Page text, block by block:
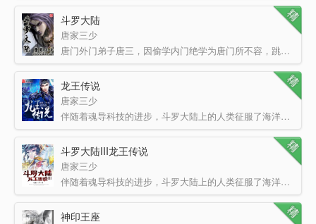
斗罗大陆
唐家三少
唐门外门弟子唐三，因偷学内门绝学为唐门所不容，跳崖明志时却来到了另一个世界，一个属于武魂的世界。名叫…
龙王传说
唐家三少
伴随着魂导科技的进步，斗罗大陆上的人类征服了海洋，又发现了两片大陆。魂兽也随着人类魂师的猎杀无度走向…
斗罗大陆III龙王传说
唐家三少
伴随着魂导科技的进步，斗罗大陆上的人类征服了海洋，又发现了两片大陆。魂兽也随着人类魂师的猎杀无度走向…
神印王座